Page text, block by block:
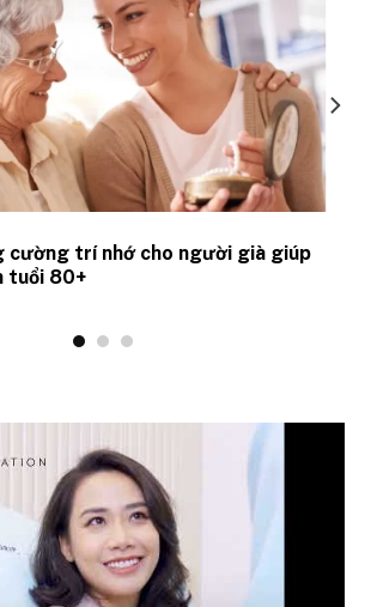
cường trí nhớ cho người già giúp
tuổi 80+